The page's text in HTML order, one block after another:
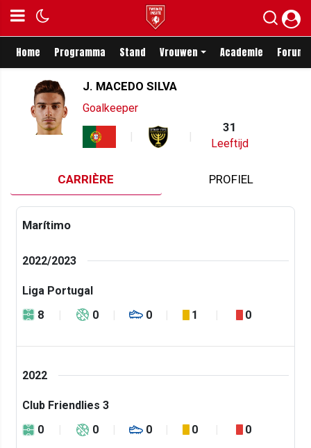
Home Programma Stand Vrouwen Academie Forum
J. MACEDO SILVA
Goalkeeper
31
Leeftijd
CARRIÈRE PROFIEL
Marítimo
2022/2023
Liga Portugal
8
0 0 1 0
2022
Club Friendlies 3
0
0 0 0 0